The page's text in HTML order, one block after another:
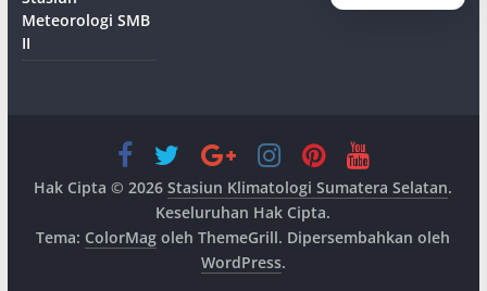
Meteorologi SMB
II
Hak Cipta © 2026Stasiun Klimatologi Sumatera Selatan.
Keseluruhan Hak Cipta.
Tema: ColorMag oleh ThemeGrill. Dipersembahkan oleh
WordPress.